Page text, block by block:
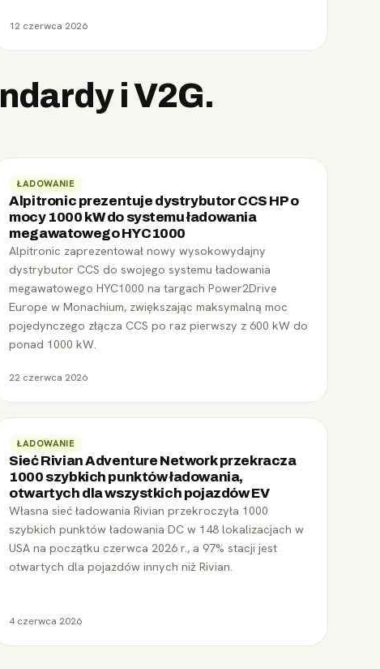
12 czerwca 2026
i V2G.
ŁADOWANIE
Alpitronic prezentuje dystrybutor CCS HP o
mocy 1000 kW do systemu ładowania
megawatowego HYC1000
Alpitronic zaprezentował nowy wysokowydajny
dystrybutor CCS do swojego systemu ładowania
megawatowego HYC1000 na targach Power2Drive
Europe w Monachium, zwiększając maksymalną moc
pojedynczego złącza CCS po raz pierwszy z 600 kW do
ponad 1000 kW.
22 czerwca 2026
ŁADOWANIE
Sieć Rivian Adventure Network przekracza
1000 szybkich punktów ładowania,
otwartych dla wszystkich pojazdów EV
Własna sieć ładowania Rivian przekroczyła 1000
szybkich punktów ładowania DC w 148 lokalizacjach w
USA na początku czerwca 2026 r., a 97% stacji jest
otwartych dla pojazdów innych niż Rivian.
4 czerwca 2026